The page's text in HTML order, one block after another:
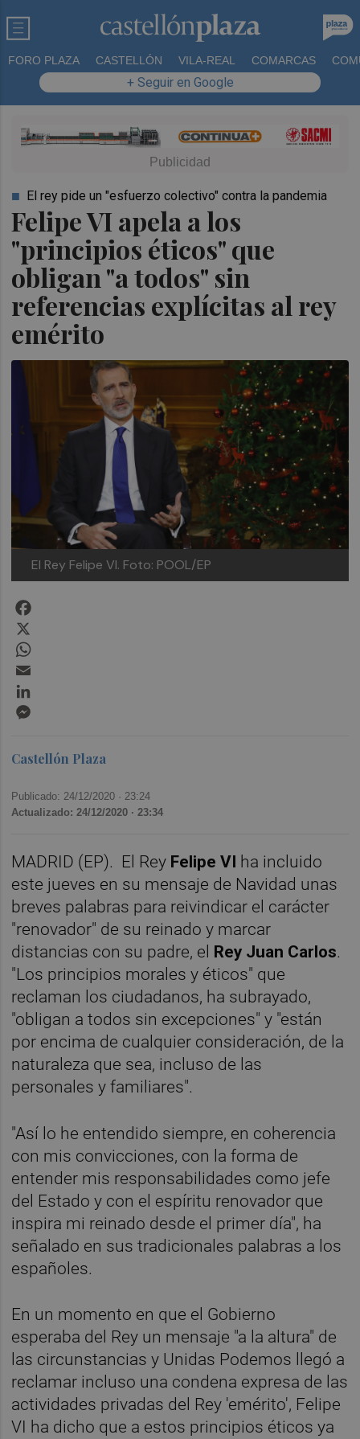
FORO PLAZA CASTELLÓN VILA-REAL COMARCAS
+ Seguir en Google
Felipe VI apela a los
"principios éticos" que
obligan "a todos" sin
referencias explícitas al rey
emérito
El rey pide un "esfuerzo colectivo" contra la pandemia
El Rey Felipe VI. Foto: POOL/EP
Castellón Plaza
Publicado: 24/12/2020 · 23:24
Actualizado: 24/12/2020 · 23:34
MADRID (EP). El Rey Felipe VI ha incluido
este jueves en su mensaje de Navidad unas
breves palabras para reivindicar el carácter
"renovador" de su reinado y marcar
distancias con su padre, el
Rey Juan Carlos.
"Los principios morales y éticos" que
reclaman los ciudadanos, ha subrayado,
"obligan a todos sin excepciones" y "están
por encima de cualquier consideración, de la
naturaleza que sea, incluso de las
personales y familiares".
"Así lo he entendido siempre, en coherencia
con mis convicciones, con la forma de
entender mis responsabilidades como jefe
del Estado y con el espíritu renovador que
inspira mi reinado desde el primer día", ha
señalado en sus tradicionales palabras a los
españoles.
En un momento en que el Gobierno
esperaba del Rey un mensaje "a la altura" de
las circunstancias y Unidas Podemos llegó a
reclamar incluso una condena expresa de las
actividades privadas del Rey 'emérito', Felipe
VI ha dicho que a estos principios éticos ya